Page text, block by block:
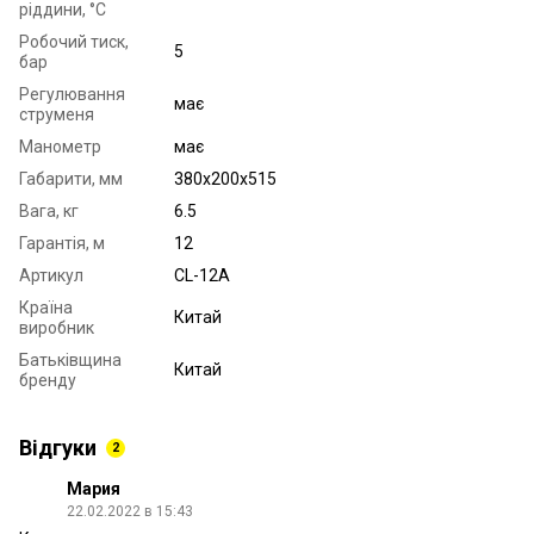
ріддини, °C
Робочий тиск,
бар
5
Регулювання
струменя
має
Манометр
має
Габарити, мм
380x200x515
Вага, кг
6.5
Гарантія, м
12
Артикул
CL-12A
Країна
виробник
Китай
Батьківщина
бренду
Китай
Відгуки 2
Мария
22.02.2022 в 15:43